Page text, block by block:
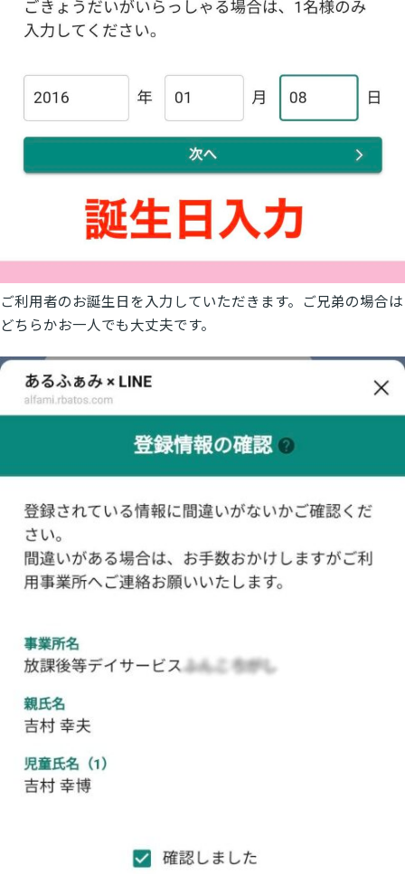
ご利用者のお誕生日を入力していただきます。ご兄弟の場合は
どちらかお一人でも大丈夫です。